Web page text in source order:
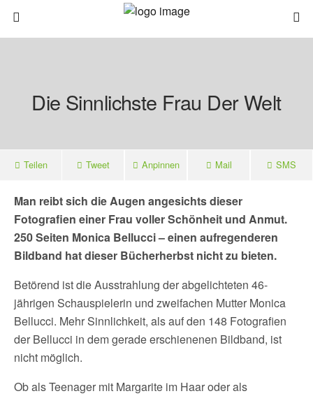
Die Sinnlichste Frau Der Welt
Teilen Tweet Anpinnen Mail SMS
Man reibt sich die Augen angesichts dieser
Fotografien einer Frau voller Schönheit und Anmut.
250 Seiten Monica Bellucci – einen aufregenderen
Bildband hat dieser Bücherherbst nicht zu bieten.
Betörend ist die Ausstrahlung der abgelichteten 46-
jährigen Schauspielerin und zweifachen Mutter Monica
Bellucci. Mehr Sinnlichkeit, als auf den 148 Fotografien
der Bellucci in dem gerade erschienenen Bildband, ist
nicht möglich.
Ob als Teenager mit Margarite im Haar oder als